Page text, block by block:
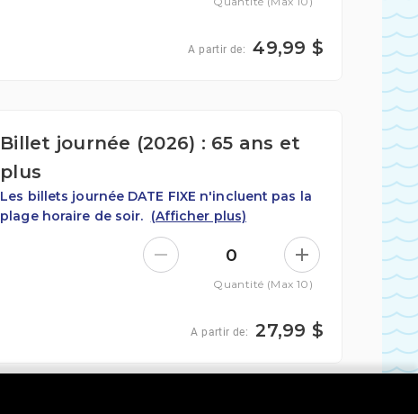
A partir de: 49,99 $
Billet journée (2026) : 65 ans et
plus
Les billets journée DATE FIXE n'incluent pas la
plage horaire de soir. (Afficher plus)
0
Quantité (Max 10)
A partir de: 27,99 $